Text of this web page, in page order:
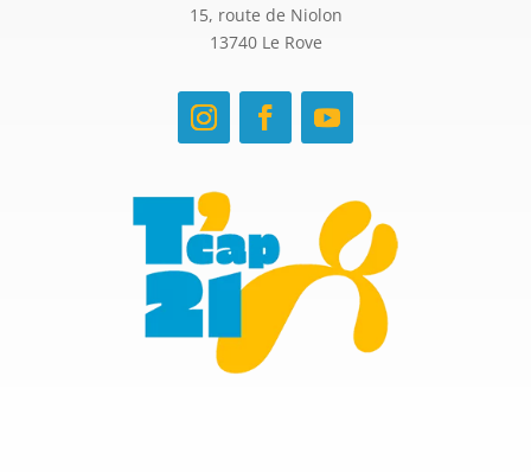
15, route de Niolon
13740 Le Rove